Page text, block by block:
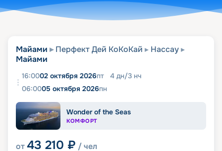
Майами Перфект Дей КоКоКай
Нассау
Майами
16:0002 октября 2026пт 4 дн/3 нч
06:0005 октября 2026пн
Wonder of the Seas
КОМФОРТ
от43 210 ₽ / чел